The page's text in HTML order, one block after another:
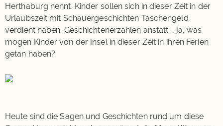
Herthaburg nennt. Kinder sollen sich in dieser Zeit in der
Urlaubszeit mit Schauergeschichten Taschengeld
verdient haben. Geschichtenerzählen anstatt … ja, was
mögen Kinder von der Insel in dieser Zeit in ihren Ferien
getan haben?
Heute sind die Sagen und Geschichten rund um diese